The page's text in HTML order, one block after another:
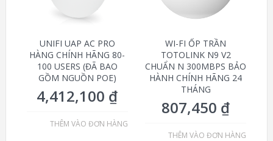
UNIFI UAP AC PRO
HÀNG CHÍNH HÃNG 80-
100 USERS (ĐÃ BAO
GỒM NGUỒN POE)
4,412,100 ₫
THÊM VÀO ĐƠN HÀNG
WI-FI ỐP TRẦN
TOTOLINK N9 V2
CHUẨN N 300MBPS BẢO
HÀNH CHÍNH HÃNG 24
THÁNG
807,450 ₫
THÊM VÀO ĐƠN HÀNG